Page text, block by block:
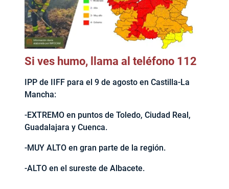
Si ves humo, llama al teléfono 112
IPP de IIFF para el 9 de agosto en Castilla-La
Mancha:
-EXTREMO en puntos de Toledo, Ciudad Real,
Guadalajara y Cuenca.
-MUY ALTO en gran parte de la región.
-ALTO en el sureste de Albacete.